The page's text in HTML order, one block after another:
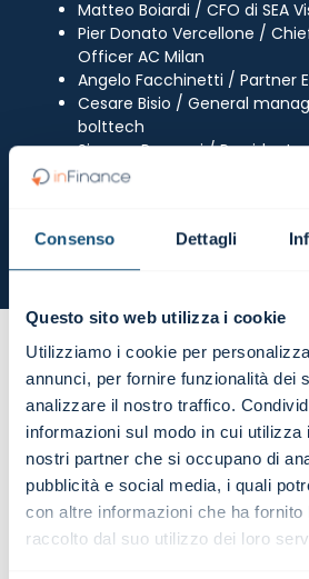
Consenso Dettagli
Questo sito web utilizza i cookie
Utilizziamo i cookie per
annunci, per fornire funzionalità dei
analizzare il nostro traffico.
informazioni sul modo in cui utilizza
nostri partner che si occupano di
pubblicità e social media, i quali
con altre informazioni che ha fornito
raccolto dal suo utilizzo dei loro
Matteo Boiardi / CFO di SEA
Pier Donato Vercellone /
Officer AC Milan
Angelo Facchinetti / Partner
Cesare Bisio / General
bolttech
Simone Ranucci /
Yolo Group
Giorgio Santambrogio / CEO
Kucher & Partners Italia
La seconda
stagione